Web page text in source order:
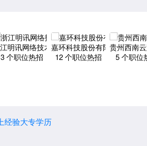
明讯网络技术有限公司
个职位热招
嘉环科技股份有限公司
12个职位热招
贵州西南
5个职位
经验大专学历